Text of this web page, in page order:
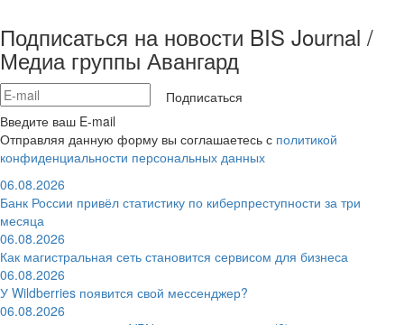
Подписаться на новости BIS Journal /
Медиа группы Авангард
Подписаться
Введите ваш E-mail
Отправляя данную форму вы соглашаетесь с политикой
конфиденциальности персональных данных
06.08.2026
Банк России привёл статистику по киберпреступности за три
месяца
06.08.2026
Как магистральная сеть становится сервисом для бизнеса
06.08.2026
У Wildberries появится свой мессенджер?
06.08.2026